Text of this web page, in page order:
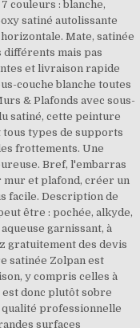
couleurs : blanche,
satiné autolissante
Mate, satinée
mais pas
et livraison rapide
couche blanche toutes
& Plafonds avec sous-
satiné, cette peinture
types de supports
frottements. Une
Bref, l'embarras
mur et plafond, créer un
facile. Description de
être : pochée, alkyde,
garnissant, à
gratuitement des devis
satinée Zolpan est
y compris celles à
est donc plutôt sobre
qualité professionnelle
surfaces